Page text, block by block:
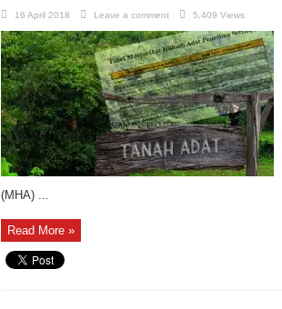
16 April 2018 Leave a comment 5,409 Views
(MHA) ...
Read More »